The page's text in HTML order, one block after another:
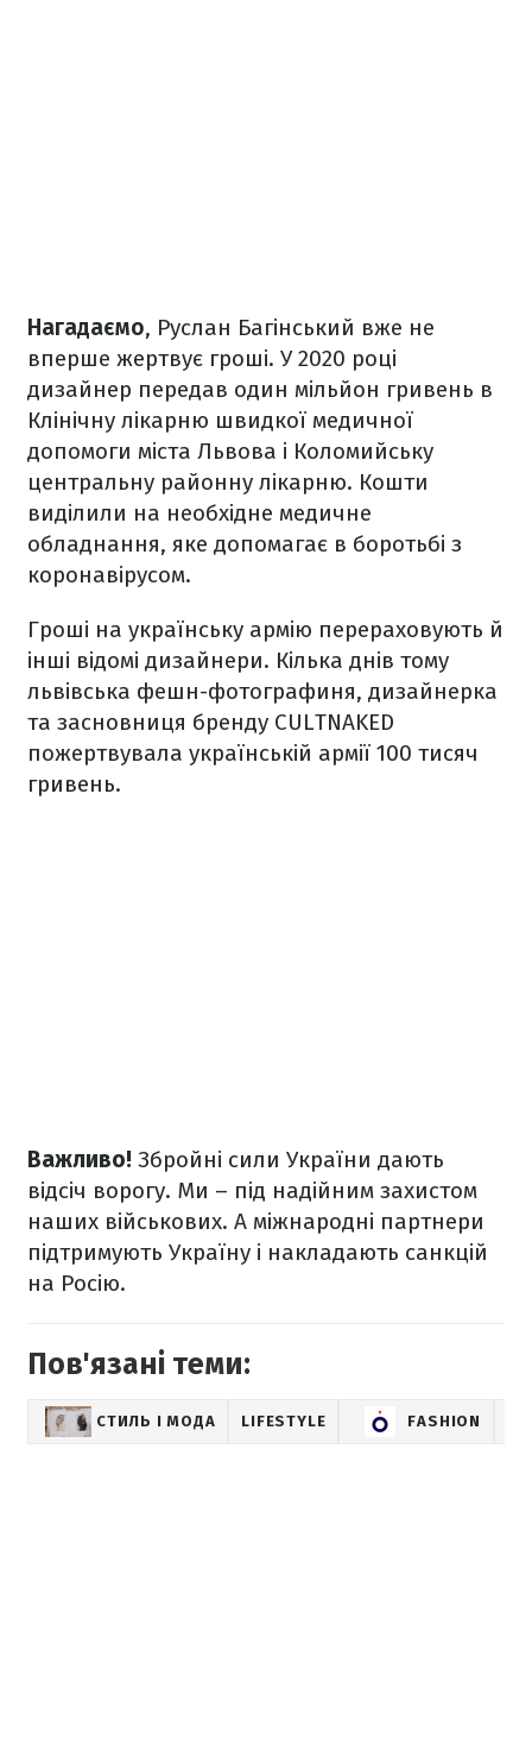
Нагадаємо, Руслан Багінський вже не
вперше жертвує гроші. У 2020 році
дизайнер передав один мільйон гривень в
Клінічну лікарню швидкої медичної
допомоги міста Львова і Коломийську
центральну районну лікарню. Кошти
виділили на необхідне медичне
обладнання, яке допомагає в боротьбі з
коронавірусом.
Гроші на українську армію перераховують й
інші відомі дизайнери. Кілька днів тому
львівська фешн-фотографиня, дизайнерка
та засновниця бренду СULTNAKED
пожертвувала українській армії 100 тисяч
гривень.
Важливо! Збройні сили України дають
відсіч ворогу. Ми – під надійним захистом
наших військових. А міжнародні партнери
підтримують Україну і накладають санкцій
на Росію.
Пов'язані теми:
СТИЛЬ І МОДА LIFESTYLE FASHION